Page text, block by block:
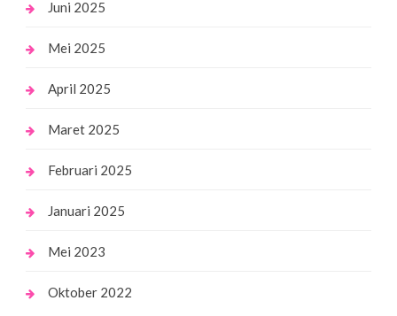
Juni 2025
Mei 2025
April 2025
Maret 2025
Februari 2025
Januari 2025
Mei 2023
Oktober 2022